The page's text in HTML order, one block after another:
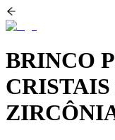
BRINCO